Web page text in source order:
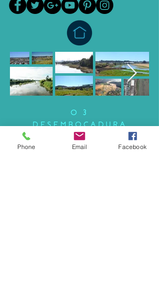
0 3
DESEMBOCADURA
Phone Email Facebook